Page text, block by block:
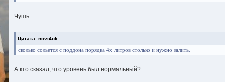
Чушь.
Цитата: novi4ok
сколько сольется с поддона порядка 4х литров столько и нужно залить.
А кто сказал, что уровень был нормальный?